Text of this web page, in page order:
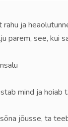
rahu ja
parem, see, kui
mind ja hoiab
jõusse, ta